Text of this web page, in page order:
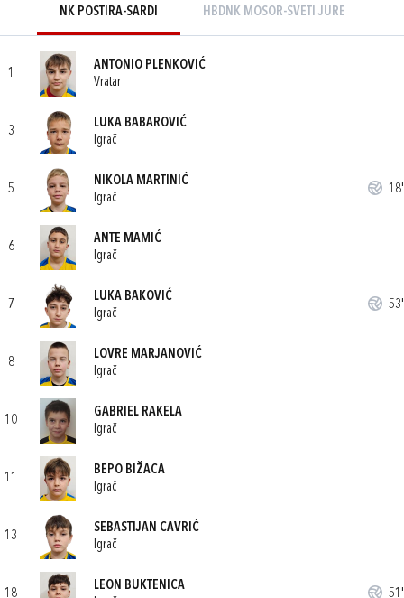
NK POSTIRA-SARDI HBDNK MOSOR-SVETI JURE
1
ANTONIO PLENKOVIĆ
Vratar
3
LUKA BABAROVIĆ
Igrač
5
NIKOLA MARTINIĆ
Igrač
18'
6
ANTE MAMIĆ
Igrač
7
LUKA BAKOVIĆ
Igrač
53'
8
LOVRE MARJANOVIĆ
Igrač
10
GABRIEL RAKELA
Igrač
11
BEPO BIŽACA
Igrač
13
SEBASTIJAN CAVRIĆ
Igrač
18
LEON BUKTENICA
51'